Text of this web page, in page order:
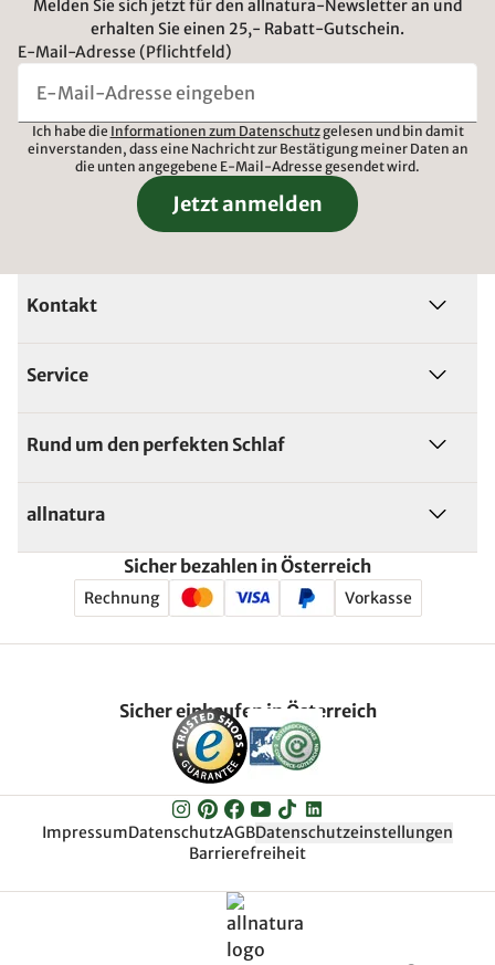
Melden Sie sich jetzt für den allnatura-Newsletter an und
erhalten Sie einen 25,- Rabatt-Gutschein.
E-Mail-Adresse (Pflichtfeld)
Ich habe die Informationen zum Datenschutzgelesen und bin damit
einverstanden, dass eine Nachricht zur Bestätigung meiner Daten an
die unten angegebene E-Mail-Adresse gesendet wird.
Jetzt anmelden
Kontakt
Service
Rund um den perfekten Schlaf
allnatura
Sicher bezahlen in Österreich
Rechnung Vorkasse
Sicher einkaufen in Österreich
ImpressumDatenschutzAGBDatenschutzeinstellungen
Barrierefreiheit